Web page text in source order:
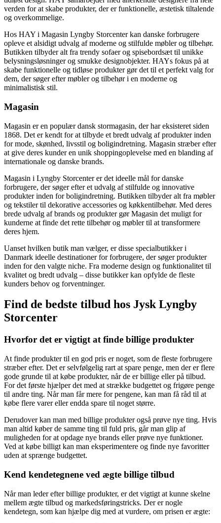
verden for at skabe produkter, der er funktionelle, æstetisk tiltalende
og overkommelige.
Hos HAY i Magasin Lyngby Storcenter kan danske forbrugere
opleve et alsidigt udvalg af moderne og stilfulde møbler og tilbehør.
Butikken tilbyder alt fra trendy sofaer og spisebordsæt til unikke
belysningsløsninger og smukke designobjekter. HAYs fokus på at
skabe funktionelle og tidløse produkter gør det til et perfekt valg for
dem, der søger efter møbler og tilbehør i en moderne og
minimalistisk stil.
Magasin
Magasin er en populær dansk stormagasin, der har eksisteret siden
1868. Det er kendt for at tilbyde et bredt udvalg af produkter inden
for mode, skønhed, livsstil og boligindretning. Magasin stræber efter
at give deres kunder en unik shoppingoplevelse med en blanding af
internationale og danske brands.
Magasin i Lyngby Storcenter er det ideelle mål for danske
forbrugere, der søger efter et udvalg af stilfulde og innovative
produkter inden for boligindretning. Butikken tilbyder alt fra møbler
og tekstiler til dekorative accessories og køkkentilbehør. Med deres
brede udvalg af brands og produkter gør Magasin det muligt for
kunderne at finde det rette tilbehør og møbler til at transformere
deres hjem.
Uanset hvilken butik man vælger, er disse specialbutikker i
Danmark ideelle destinationer for forbrugere, der søger produkter
inden for den valgte niche. Fra moderne design og funktionalitet til
kvalitet og bredt udvalg – disse butikker kan opfylde de fleste
kunders behov og forventninger.
Find de bedste tilbud hos Jysk Lyngby
Storcenter
Hvorfor det er vigtigt at finde billige produkter
At finde produkter til en god pris er noget, som de fleste forbrugere
stræber efter. Det er selvfølgelig rart at spare penge, men der er flere
gode grunde til at købe produkter, når de er billige eller på tilbud.
For det første hjælper det med at strække budgettet og frigøre penge
til andre ting. Når man får mere for pengene, kan man få råd til at
købe flere varer eller endda spare til noget større.
Derudover kan man med billige produkter også prøve nye ting. Hvis
man altid køber de samme ting til fuld pris, går man glip af
muligheden for at opdage nye brands eller prøve nye funktioner.
Ved at købe billigt kan man eksperimentere og finde nye favoritter
uden at sprænge budgettet.
Kend kendetegnene ved ægte billige tilbud
Når man leder efter billige produkter, er det vigtigt at kunne skelne
mellem ægte tilbud og markedsføringstricks. Der er nogle
kendetegn, som kan hjælpe dig med at vurdere, om prisen er ægte: